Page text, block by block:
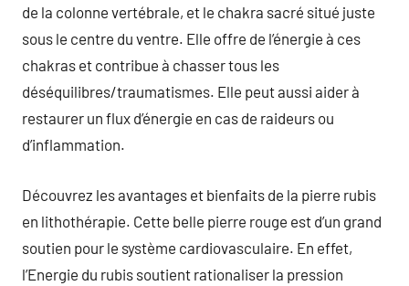
de la colonne vertébrale, et le chakra sacré situé juste
sous le centre du ventre. Elle offre de l’énergie à ces
chakras et contribue à chasser tous les
déséquilibres/traumatismes. Elle peut aussi aider à
restaurer un flux d’énergie en cas de raideurs ou
d’inflammation.
Découvrez les avantages et bienfaits de la pierre rubis
en lithothérapie. Cette belle pierre rouge est d’un grand
soutien pour le système cardiovasculaire. En effet,
l’Energie du rubis soutient rationaliser la pression